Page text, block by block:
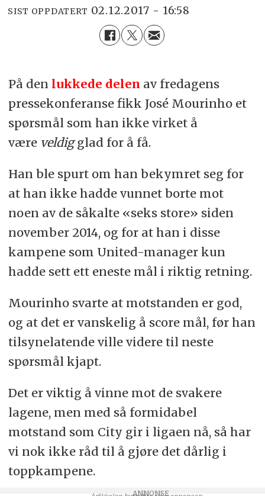
SIST OPPDATERT 02.12.2017 - 16:58
På den lukkede delen av fredagens
pressekonferanse fikk José Mourinho et
spørsmål som han ikke virket å
være veldigglad for å få.
Han ble spurt om han bekymret seg for
at han ikke hadde vunnet borte mot
noen av de såkalte «seks store» siden
november 2014, og for at han i disse
kampene som United-manager kun
hadde sett ett eneste mål i riktig retning.
Mourinho svarte at motstanden er god,
og at det er vanskelig å score mål, før han
tilsynelatende ville videre til neste
spørsmål kjapt.
Det er viktig å vinne mot de svakere
lagene, men med så formidabel
motstand som City gir i ligaen nå, så har
vi nok ikke råd til å gjøre det dårlig i
toppkampene.